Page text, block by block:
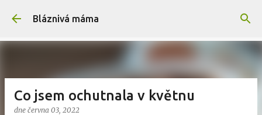
Přeskočit na hlavní obsah
Bláznivá máma
Co jsem ochutnala v květnu
dne června 03, 2022